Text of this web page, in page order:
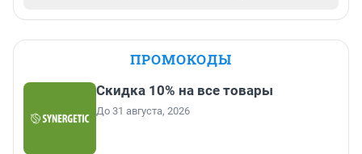
ПРОМОКОДЫ
Скидка 10% на все товары
До 31 августа, 2026